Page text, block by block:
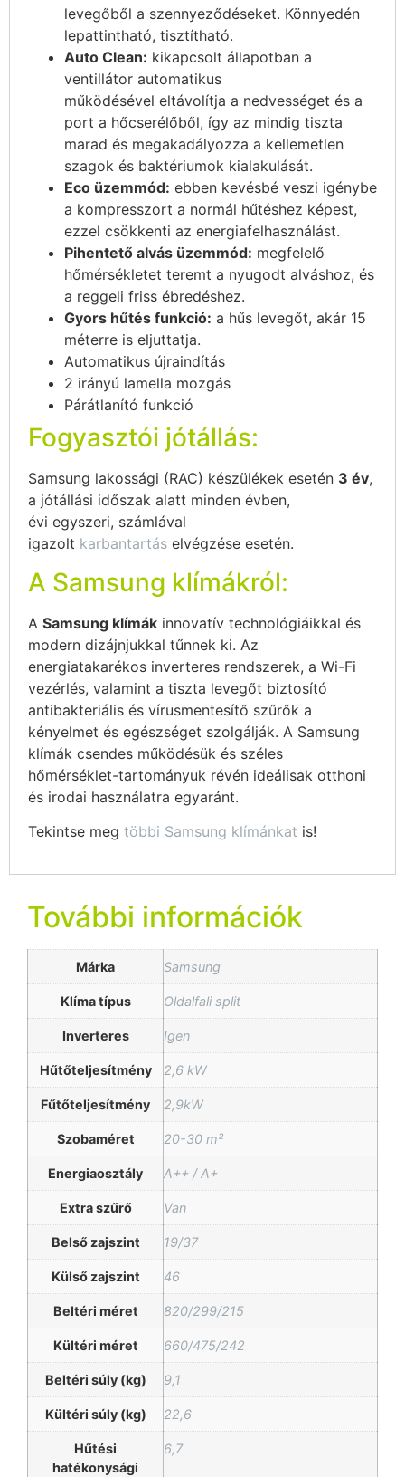
levegőből a szennyeződéseket. Könnyedén
lepattintható, tisztítható.
Auto Clean: kikapcsolt állapotban a
ventillátor automatikus
működésével eltávolítja a nedvességet és a
port a hőcserélőből, így az mindig tiszta
marad és megakadályozza a kellemetlen
szagok és baktériumok kialakulását.
Eco üzemmód: ebben kevésbé veszi igénybe
a kompresszort a normál hűtéshez képest,
ezzel csökkenti az energiafelhasználást.
Pihentető alvás üzemmód: megfelelő
hőmérsékletet teremt a nyugodt alváshoz, és
a reggeli friss ébredéshez.
Gyors hűtés funkció: a hűs levegőt, akár 15
méterre is eljuttatja.
Automatikus újraindítás
2 irányú lamella mozgás
Párátlanító funkció
Fogyasztói jótállás:
Samsung lakossági (RAC) készülékek esetén 3 év,
a jótállási időszak alatt minden évben,
évi egyszeri, számlával
igazolt karbantartás elvégzése esetén.
A Samsung klímákról:
A Samsung klímák innovatív technológiáikkal és
modern dizájnjukkal tűnnek ki. Az
energiatakarékos inverteres rendszerek, a Wi-Fi
vezérlés, valamint a tiszta levegőt biztosító
antibakteriális és vírusmentesítő szűrők a
kényelmet és egészséget szolgálják. A Samsung
klímák csendes működésük és széles
hőmérséklet-tartományuk révén ideálisak otthoni
és irodai használatra egyaránt.
Tekintse meg többi Samsung klímánkat is!
További információk
Márka Samsung
Klíma típus Oldalfali split
Inverteres Igen
Hűtőteljesítmény 2,6 kW
Fűtőteljesítmény 2,9kW
Szobaméret 20-30 m²
Energiaosztály A++ / A+
Extra szűrő Van
Belső zajszint 19/37
Külső zajszint 46
Beltéri méret 820/299/215
Kültéri méret 660/475/242
Beltéri súly (kg) 9,1
Kültéri súly (kg) 22,6
Hűtési
hatékonysági
6,7